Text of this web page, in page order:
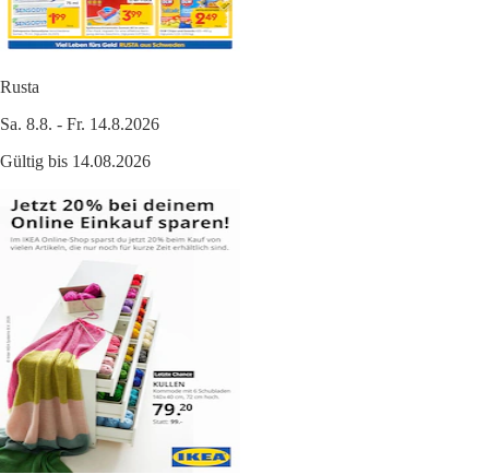
Rusta
Sa. 8.8. - Fr. 14.8.2026
Gültig bis 14.08.2026